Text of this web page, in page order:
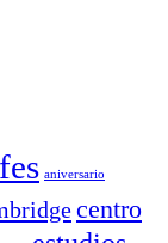
aniversario
centro